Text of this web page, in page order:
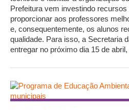
Prefeitura vem investindo
proporcionar aos professores
e, consequentemente, os alunos
qualidade. Para isso, a Secretaria
entregar no próximo dia 15 de abril,